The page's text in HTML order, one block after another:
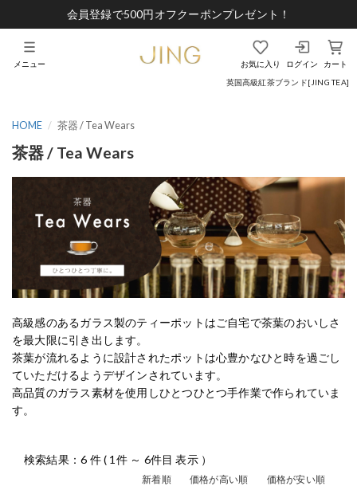
会員登録で500円オフクーポンプレゼント！
英国高級紅茶ブランド[JING TEA]
お気に入り ログイン カート
メニュー
HOME 茶器 / Tea Wears
茶器 / Tea Wears
高級感のあるガラス製のティーポットはご自宅で茶葉のおいしさ
を最大限に引き出します。
茶葉が流れるように設計されたポットは心豊かなひと時を過ごし
ていただけるようデザインされています。
高品質のガラス素材を使用しひとつひとつ手作業で作られていま
す。
検索結果：6 件 ( 1件 ～ 6件目 表示 ）
新着順 価格が高い順 価格が安い順